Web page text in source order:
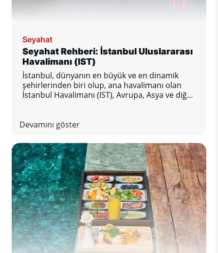
Seyahat
Seyahat Rehberi: İstanbul Uluslararası
Havalimanı (IST)
İstanbul, dünyanın en büyük ve en dinamik
şehirlerinden biri olup, ana havalimanı olan
İstanbul Havalimanı (IST), Avrupa, Asya ve diğer
yolculara üst düzeyde konfor ve mükemmel
da sadece bir geçiş noktanız olsun; bu rehber,
havaalanında sorunsuz ve keyifli bir konaklama
için bilmeniz gereken her şeyi içeriyor.
Devamını göster